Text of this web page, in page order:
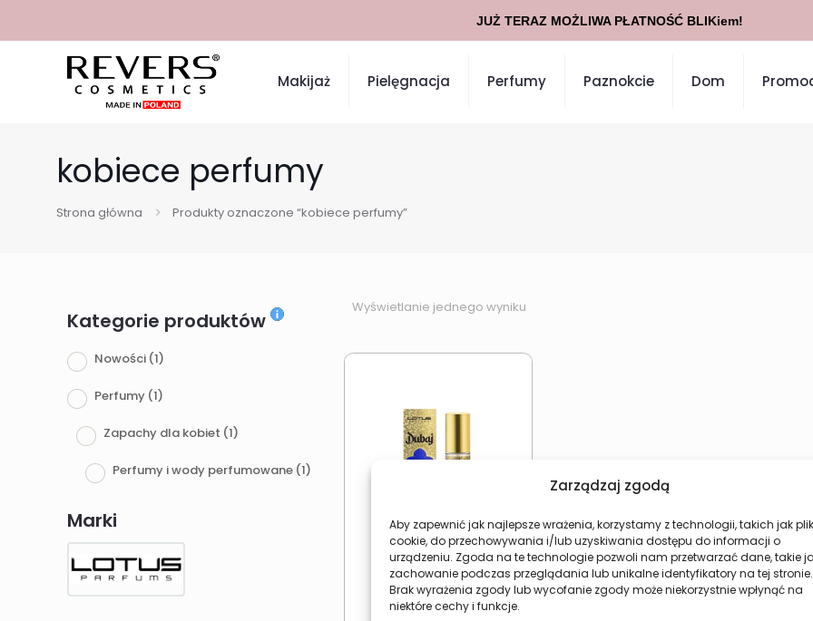
Zarządzaj zgodą
Aby zapewnić jak najlepsze wrażenia, korzystamy z technologii, takich jak
cookie, do przechowywania i/lub uzyskiwania dostępu do informacji o
urządzeniu. Zgoda na te technologie pozwoli nam przetwarzać dane, takie
zachowanie podczas przeglądania lub unikalne identyfikatory na tej stronie.
Brak wyrażenia zgody lub wycofanie zgody może niekorzystnie wpłynąć na
niektóre cechy i funkcje.
Makijaż Pielęgnacja Perfumy Paznokcie Dom
kobiece perfumy
Strona główna Produkty oznaczone “kobiece perfumy”
Kategorie produktów
Nowości (1)
Perfumy (1)
Zapachy dla kobiet (1)
Perfumy i wody perfumowane (1)
Marki
Wyświetlanie jednego wyniku
JUŻ TERAZ MOŻLIWA PŁATNOŚĆ BLIKiem!